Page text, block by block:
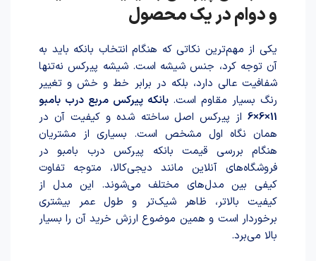
و دوام در یک محصول
یکی از مهم‌ترین نکاتی که هنگام انتخاب بانکه باید به
آن توجه کرد، جنس شیشه است. شیشه پیرکس نه‌تنها
شفافیت عالی دارد، بلکه در برابر خط و خش و تغییر
رنگ بسیار مقاوم است.بانکه پیرکس مربع درب بامبو
11×6×6
از پیرکس اصل ساخته شده و کیفیت آن در
همان نگاه اول مشخص است. بسیاری از مشتریان
هنگام بررسی قیمت بانکه پیرکس درب بامبو در
فروشگاه‌های آنلاین مانند دیجی‌کالا، متوجه تفاوت
کیفی بین مدل‌های مختلف می‌شوند. این مدل از
کیفیت بالاتر، ظاهر شیک‌تر و طول عمر بیشتری
برخوردار است و همین موضوع ارزش خرید آن را بسیار
بالا می‌برد.